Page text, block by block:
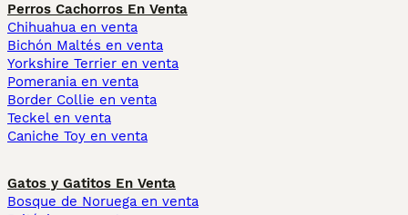
Perros Cachorros En Venta
Chihuahua en venta
Bichón Maltés en venta
Yorkshire Terrier en venta
Pomerania en venta
Border Collie en venta
Teckel en venta
Caniche Toy en venta
Gatos y Gatitos En Venta
Bosque de Noruega en venta